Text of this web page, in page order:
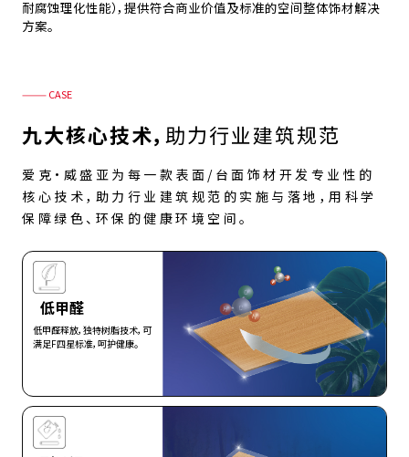
耐腐蚀理化性能），提供符合商业价值及标准的空间整体饰材解决
方案。
——— CASE
九大核心技术， 助力行业建筑规范
爱克·威盛亚为每一款表面/台面饰材开发专业性的
核心技术，助力行业建筑规范的实施与落地，用科学
保障绿色、环保的健康环境空间。
低甲醛
低甲醛释放，独特树脂技术，可
满足F四星标准，呵护健康。
查看更多>